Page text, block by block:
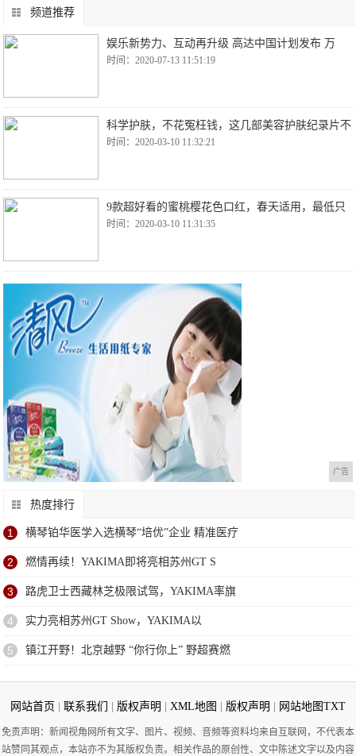
频道推荐
娱乐新势力、互动再升级 高达中国计划发布 万
时间：2020-07-13 11:51:19
科学护肤，不花冤枉钱，这几部美容护肤纪录片不
时间：2020-03-10 11:32:21
9款超好看的蜜桃樱花色口红，春天适用，最低只
时间：2020-03-10 11:31:35
广告
热度排行
1 横琴铂华医学入选横琴“培优”企业 精准医疗
2 燃情再续！YAKIMA即将亮相苏州GT S
3 路虎卫士西藏林芝极限试驾，YAKIMA率旗
4 实力亮相苏州GT Show，YAKIMA以
5 镇江开野！北京越野 “你行你上” 野超赛燃
网站首页 联系我们 版权声明 XML地图 版权声明 网站地图TXT
免责声明：新闻视角网所有文字、图片、视频、音频等资料均来自互联网，不代表本
站赞同其观点，本站亦不为其版权负责。相关作品的原创性、文中陈述文字以及内容